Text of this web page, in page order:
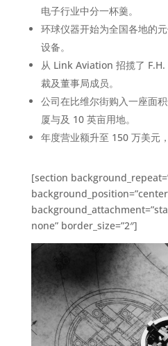
电子行业中分一杯羹。
环球仪器开始为全国各地的
设备。
从 Link Aviation 招揽了
裁及董事局成员。
公司在比维尔街购入一座面
厦与及 10 英亩用地。
年度营业额升至 150 万美元
[section
none” border_size=”2″]